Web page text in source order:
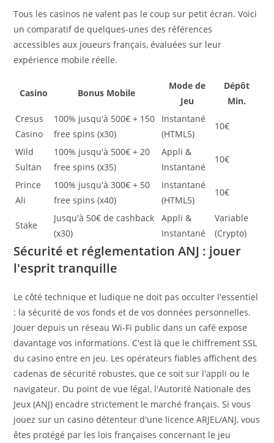
Tous les casinos ne valent pas le coup sur petit écran. Voici
un comparatif de quelques-unes des références
accessibles aux joueurs français, évaluées sur leur
expérience mobile réelle.
Casino Bonus Mobile
Mode de
Jeu
Dépôt
Min.
Cresus
Casino
100% jusqu'à 500€ + 150
free spins (x30)
Instantané
(HTML5)
10€
Wild
Sultan
100% jusqu'à 500€ + 20
free spins (x35)
Appli &
Instantané
10€
Prince
Ali
100% jusqu'à 300€ + 50
free spins (x40)
Instantané
(HTML5)
10€
Stake
Jusqu'à 50€ de cashback
(x30)
Appli &
Instantané
Variable
(Crypto)
Sécurité et réglementation ANJ : jouer
l'esprit tranquille
Le côté technique et ludique ne doit pas occulter l'essentiel
: la sécurité de vos fonds et de vos données personnelles.
Jouer depuis un réseau Wi-Fi public dans un café expose
davantage vos informations. C'est là que le chiffrement SSL
du casino entre en jeu. Les opérateurs fiables affichent des
cadenas de sécurité robustes, que ce soit sur l'appli ou le
navigateur. Du point de vue légal, l'Autorité Nationale des
Jeux (ANJ) encadre strictement le marché français. Si vous
jouez sur un casino détenteur d'une licence ARJEL/ANJ, vous
êtes protégé par les lois françaises concernant le jeu